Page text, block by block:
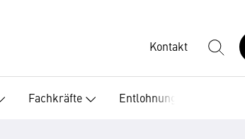
Kontakt
Fachkräfte Entlohnung